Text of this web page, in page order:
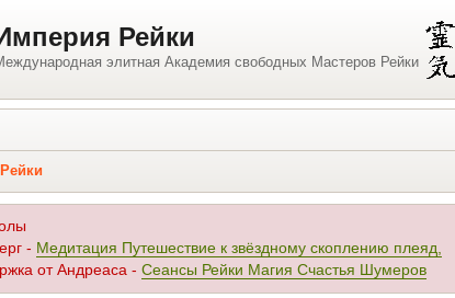
Рейки
элитная Академия свободных Мастеров Рейки
- Медитация Путешествие к звёздному скоплению плеяд,
от Андреаса - Сеансы Рейки Магия Счастья Шумеров